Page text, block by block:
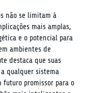
não se limitam à
mais amplas,
e o potencial para
ambientes de
destaca que suas
qualquer sistema
futuro promissor para o